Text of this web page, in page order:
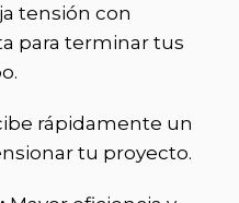
tensión con
para terminar tus
rápidamente un
tu proyecto.